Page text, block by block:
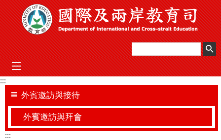
跳到主要內容區塊
mobile_menu
:::
外賓邀訪與接待
外賓邀訪與拜會
:::